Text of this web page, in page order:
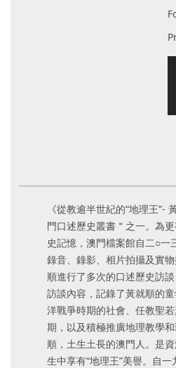
《從教逾半世紀的“地理王”-
門口述歷史叢書＂之一。為
史記憶，澳門檔案館自二○一
錄音、錄影、相片拍攝及實
順進行了多次的口述歷史訪
訪談內容，記錄了黃就順的
洋戰爭時期的社會、任教聖
期，以及積極推廣地理教學
順，土生土長的澳門人。是
生中享有“地理王”美譽。自